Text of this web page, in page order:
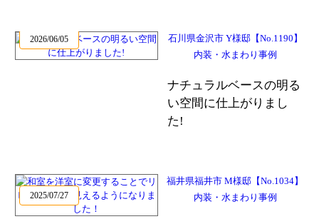
2026/06/05
石川県金沢市 Y様邸【No.1190】
内装・水まわり事例
ナチュラルベースの明る
い空間に仕上がりまし
た!
2025/07/27
福井県福井市 M様邸【No.1034】
内装・水まわり事例